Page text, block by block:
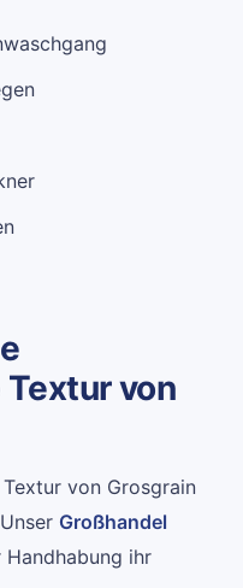
von
von Grosgrain
Großhandel
ihr